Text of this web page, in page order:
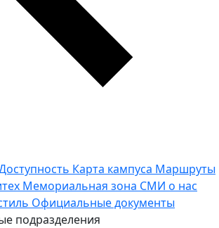
Карта кампуса Маршруты
Мемориальная зона СМИ о нас
Официальные документы
подразделения